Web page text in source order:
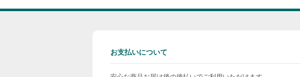
お支払いについて